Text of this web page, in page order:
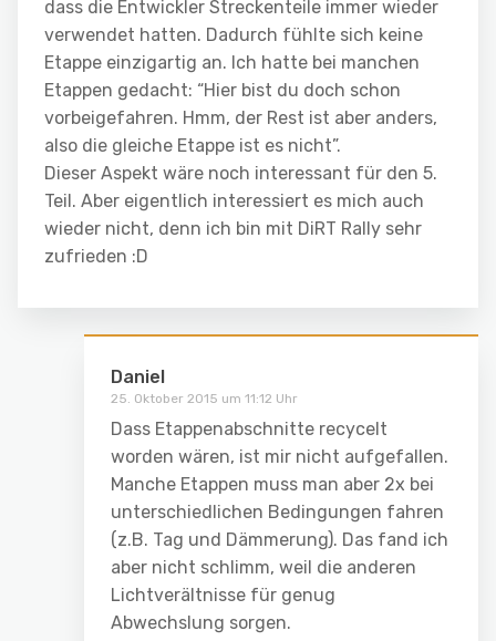
dass die Entwickler Streckenteile immer wieder
verwendet hatten. Dadurch fühlte sich keine
Etappe einzigartig an. Ich hatte bei manchen
Etappen gedacht: “Hier bist du doch schon
vorbeigefahren. Hmm, der Rest ist aber anders,
also die gleiche Etappe ist es nicht”.
Dieser Aspekt wäre noch interessant für den 5.
Teil. Aber eigentlich interessiert es mich auch
wieder nicht, denn ich bin mit DiRT Rally sehr
zufrieden :D
Daniel
25. Oktober 2015 um 11:12 Uhr
Dass Etappenabschnitte recycelt
worden wären, ist mir nicht aufgefallen.
Manche Etappen muss man aber 2x bei
unterschiedlichen Bedingungen fahren
(z.B. Tag und Dämmerung). Das fand ich
aber nicht schlimm, weil die anderen
Lichtverältnisse für genug
Abwechslung sorgen.